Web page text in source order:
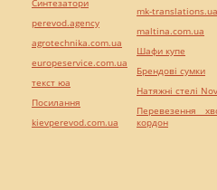
Синтезатори
perevod.agency
agrotechnika.com.ua
europeservice.com.ua
текст юа
Посилання
kievperevod.com.ua
mk-translations.ua
maltina.com.ua
Шафи купе
Брендові сумки
Натяжні стелі
Перевезення
кордон